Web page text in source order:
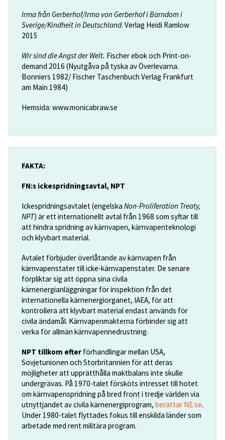
Irma från Gerberhof/Irma von Gerberhof i Barndom i
Sverige/Kindheit in Deutschland. Verlag Heidi Ramlow
2015
Wir sind die Angst der Welt. Fischer ebok och Print-on-
demand 2016 (Nyutgåva på tyska av Överlevarna.
Bonniers 1982/ Fischer Taschenbuch Verlag Frankfurt
am Main 1984)
Hemsida: www.monicabraw.se
FAKTA:
FN:s ickespridningsavtal, NPT
Ickespridningsavtalet (engelska Non-Proliferation Treaty,
NPT) är ett internationellt avtal från 1968 som syftar till
att hindra spridning av kärnvapen, kärnvapenteknologi
och klyvbart material.
Avtalet förbjuder överlåtande av kärnvapen från
kärnvapenstater till icke-kärnvapenstater. De senare
förpliktar sig att öppna sina civila
kärnenergianläggningar för inspektion från det
internationella kärnenergiorganet, IAEA, för att
kontrollera att klyvbart material endast används för
civila ändamål. Kärnvapenmakterna förbinder sig att
verka för allmän kärnvapennedrustning.
NPT tillkom efterförhandlingar mellan USA,
Sovjetunionen och Storbritannien för att deras
möjligheter att upprätthålla maktbalans inte skulle
undergrävas. På 1970-talet försköts intresset till hotet
om kärnvapenspridning på bred front i tredje världen via
utnyttjandet av civila kärnenergiprogram, berättar NE.se.
Under 1980-talet flyttades fokus till enskilda länder som
arbetade med rent militära program.